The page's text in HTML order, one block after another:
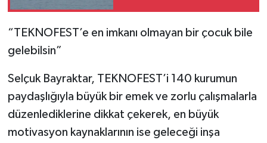
“TEKNOFEST’e en imkanı olmayan bir çocuk bile
gelebilsin”
Selçuk Bayraktar, TEKNOFEST’i 140 kurumun
paydaşlığıyla büyük bir emek ve zorlu çalışmalarla
düzenlediklerine dikkat çekerek, en büyük
motivasyon kaynaklarının ise geleceği inşa